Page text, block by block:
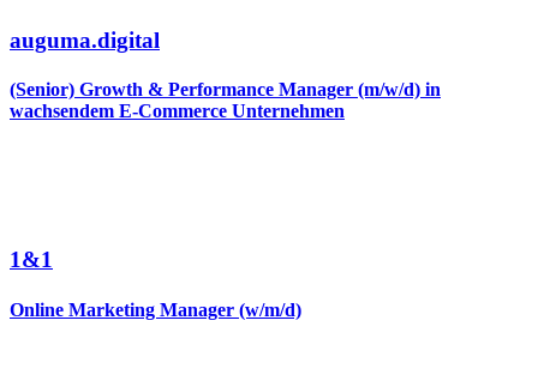
auguma.digital
(Senior) Growth & Performance Manager (m/w/d) in
wachsendem E-Commerce Unternehmen
1&1
Online Marketing Manager (w/m/d)